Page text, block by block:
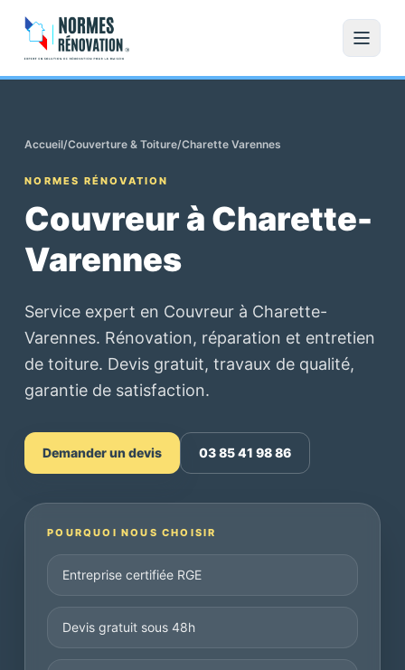
Accueil/Couverture & Toiture/Charette Varennes
NORMES RÉNOVATION
Couvreur à Charette-
Varennes
Service expert en Couvreur à Charette-
Varennes. Rénovation, réparation et entretien
de toiture. Devis gratuit, travaux de qualité,
garantie de satisfaction.
Demander un devis 03 85 41 98 86
POURQUOI NOUS CHOISIR
Entreprise certifiée RGE
Devis gratuit sous 48h